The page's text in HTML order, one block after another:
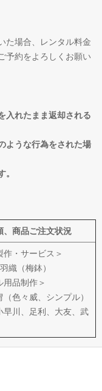
た場合、レンタル料金
予約をよろしくお願い
入れたまま返却される
ような行為をされた場
、商品ご注文状況
作・サービス＞
（梅鉢）
用品制作＞
色々威、シンプル）
早川、足利、大友、武